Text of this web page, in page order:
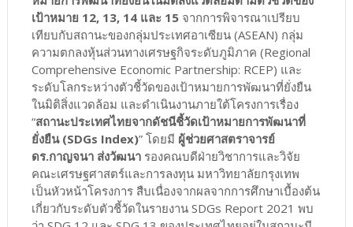
เป้าหมาย 12, 13, 14 และ 15จากการพิจารณาเปรียบ
เทียบกับสถานะของกลุ่มประเทศอาเซียน (ASEAN) กลุ่ม
ความตกลงหุ้นส่วนทางเศรษฐกิจระดับภูมิภาค (Regional
Comprehensive Economic Partnership: RCEP) และ
ระดับโลกระหว่างตัวชี้วัดของเป้าหมายการพัฒนาที่ยั่งยืน
ในมิติสิ่งแวดล้อม และดำเนินงานภายใต้โครงการเรื่อง
“สถานะประเทศไทยจากดัชนีชี้วัดเป้าหมายการพัฒนาที่
ยั่งยืน (SDGs Index)” โดยมี ผู้ช่วยศาสตราจารย์
ดร.กาญจนา ส่งวัฒนารองคณบดีฝ่ายวิชาการและวิจัย
คณะเศรษฐศาสตร์และการลงทุน มหาวิทยาลัยกรุงเทพ
เป็นหัวหน้าโครงการ สืบเนื่องจากผลจากการศึกษาเบื้องต้น
เกี่ยวกับระดับตัวชี้วัดในรายงาน SDGs Report 2021 พบ